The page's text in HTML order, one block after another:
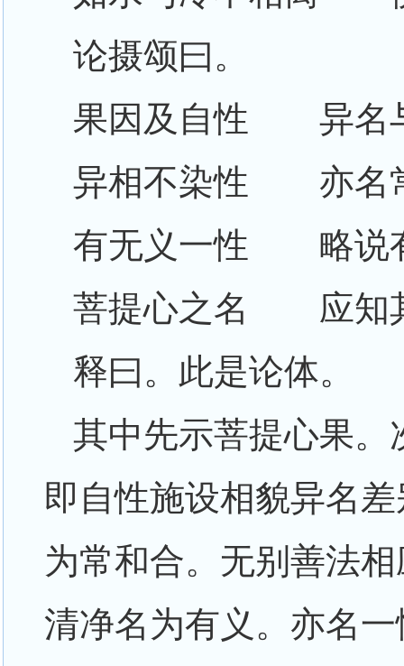
论摄颂曰。
果因及自性 异名
异相不染性 亦名
有无义一性 略说
菩提心之名 应知
释曰。此是论体。
其中先示菩提心果
即自性施设相貌异名
为常和合。无别善法
清净名为有义。亦名